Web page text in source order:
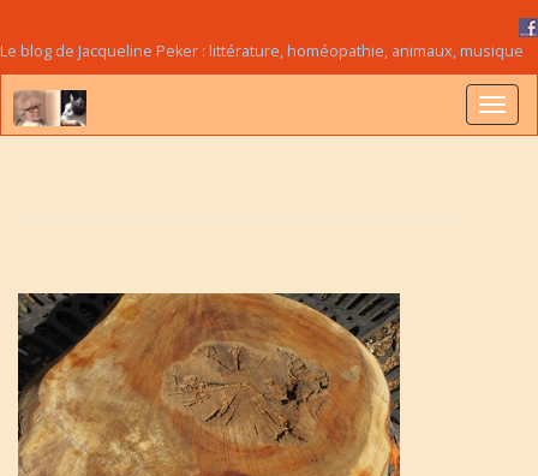
Le blog de Jacqueline Peker : littérature, homéopathie, animaux, musique